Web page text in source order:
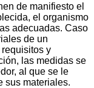
de manifiesto el
el organismo
adecuadas. Caso
de un
y
las medidas se
al que se le
sus materiales.